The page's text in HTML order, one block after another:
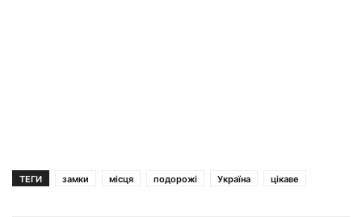
ТЕГИ замки місця подорожі Україна цікаве